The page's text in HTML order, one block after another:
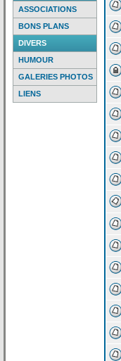
ASSOCIATIONS
BONS PLANS
DIVERS
HUMOUR
GALERIES PHOTOS
LIENS